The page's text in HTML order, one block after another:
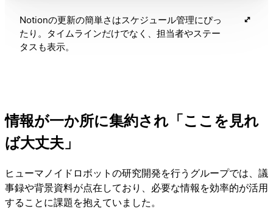
Notionの更新の簡単さはスケジュール管理にぴっ
たり。タイムラインだけでなく、担当者やステー
タスも表示。
情報が一か所に集約され「ここを見れ
ば大丈夫」
ヒューマノイドロボットの研究開発を行うグループでは、議
事録や背景資料が点在しており、必要な情報を効率的が活用
することに課題を抱えていました。